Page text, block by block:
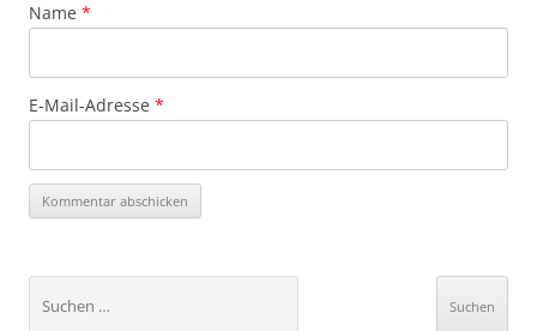
Name *
E-Mail-Adresse *
nach: